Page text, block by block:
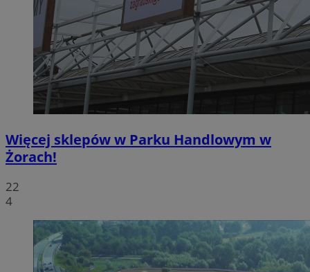
Więcej sklepów w Parku Handlowym w
Żorach!
22
4